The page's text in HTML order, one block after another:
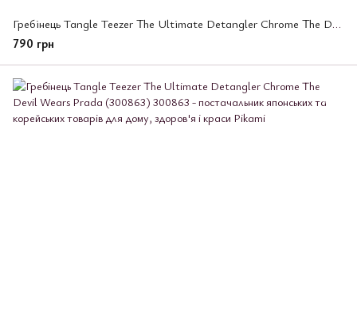
Гребінець Tangle Teezer The Ultimate Detangler Chrome The Devil Wears Prada (300887)
790 грн